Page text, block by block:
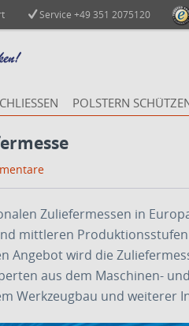
Service +49 351 2075120
POLSTERN
Zuliefermessen in
mittleren
Angebot wird die
aus dem Maschinen-
Werkzeugbau und weiterer